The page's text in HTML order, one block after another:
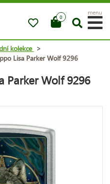
0
menu
kolekce >
Lisa Parker Wolf 9296
Parker Wolf 9296